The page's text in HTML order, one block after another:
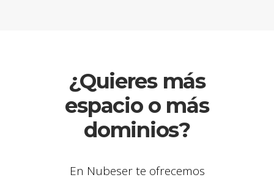
¿Quieres más
espacio o más
dominios?
En Nubeser te ofrecemos